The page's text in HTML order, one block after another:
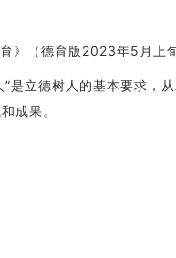
德育版2023年5月上旬
德树人的基本要求，从
成果。